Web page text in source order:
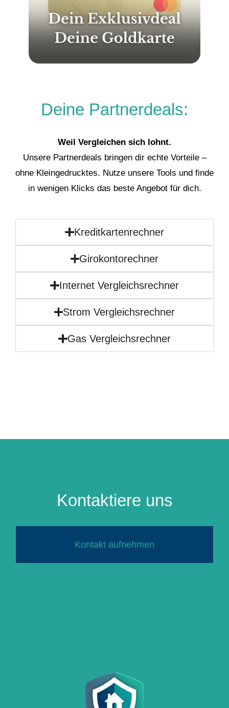
Deine Partnerdeals:
Weil Vergleichen sich lohnt.
Unsere Partnerdeals bringen dir echte Vorteile –
ohne Kleingedrucktes. Nutze unsere Tools und finde
in wenigen Klicks das beste Angebot für dich.
Kreditkartenrechner
Girokontorechner
Internet Vergleichsrechner
Strom Vergleichsrechner
Gas Vergleichsrechner
Kontaktiere uns
Kontakt aufnehmen